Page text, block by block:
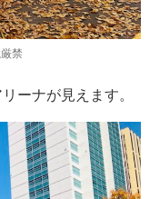
禁
ーナが見えます。